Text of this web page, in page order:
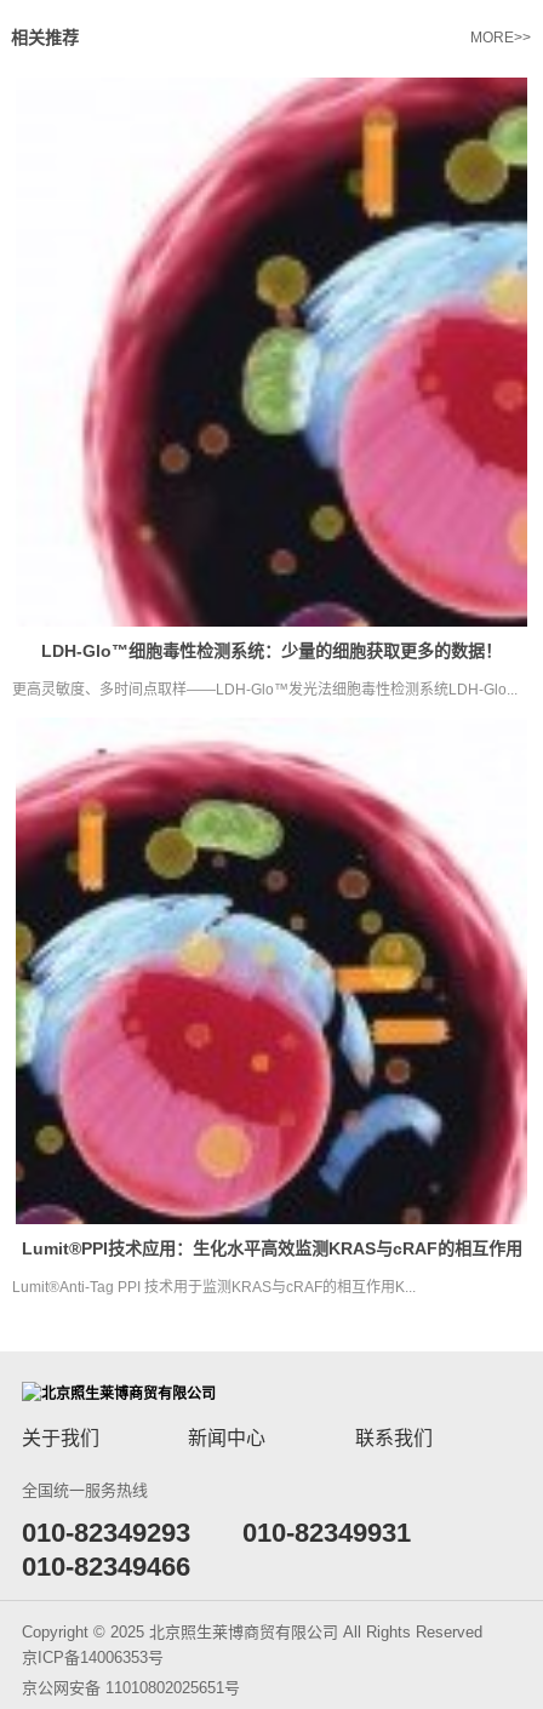
相关推荐 MORE>>
LDH-Glo™细胞毒性检测系统：少量的细胞获取更多的数据！
更高灵敏度、多时间点取样——LDH-Glo™发光法细胞毒性检测系统LDH-Glo...
Lumit®PPI技术应用：生化水平高效监测KRAS与cRAF的相互作用
Lumit®Anti-Tag PPI 技术用于监测KRAS与cRAF的相互作用K...
关于我们 新闻中心 联系我们
全国统一服务热线
​010-82349293
010-82349931
010-82349466
Copyright © 2025 北京照生莱博商贸有限公司 All Rights Reserved
京ICP备14006353号
京公网安备 11010802025651号